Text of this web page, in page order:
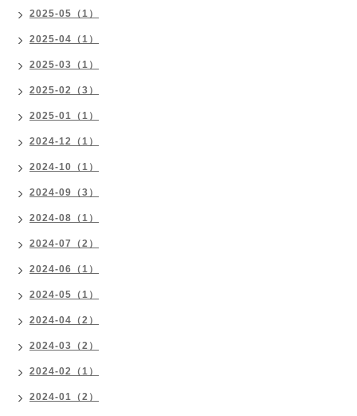
2025-05（1）
2025-04（1）
2025-03（1）
2025-02（3）
2025-01（1）
2024-12（1）
2024-10（1）
2024-09（3）
2024-08（1）
2024-07（2）
2024-06（1）
2024-05（1）
2024-04（2）
2024-03（2）
2024-02（1）
2024-01（2）